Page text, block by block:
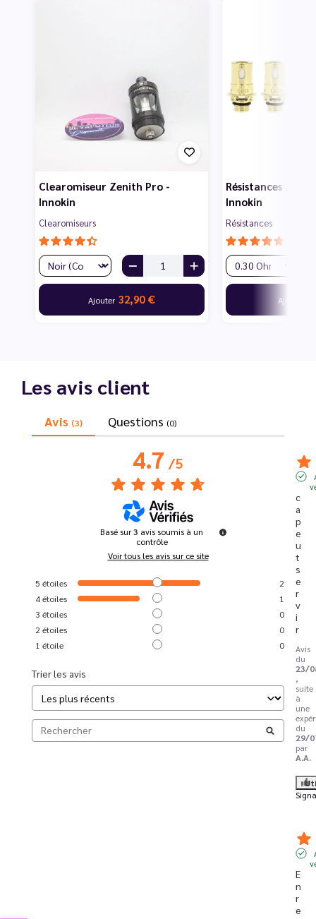
Clearomiseur Zenith Pro -
Innokin
Clearomiseurs
Ajouter 32,90 €
Résistances
Innokin
Résistances
Ajouter
Les avis client
Avis (3) Questions (0)
4.7/5
Basé sur3 avis soumis à un
contrôle
Voir tous les avis sur ce site
5 étoiles
2
4étoiles
1
3 étoiles
0
2 étoiles
0
1 étoile 0
Trier les avis
c
a
p
e
u
t
s
e
r
v
i
r
Avis
du
23/
,
suite
à
une
du
29/
par
A.A.
E
n
r
e